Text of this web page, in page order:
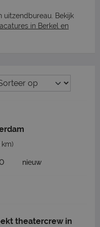
uitzendbureau. Bekijk
in Berkel en
km)
nieuw
theatercrew in